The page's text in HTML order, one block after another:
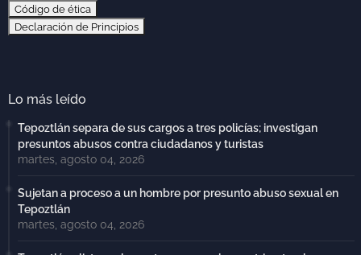
Código de ética
Declaración de Principios
Lo más leído
Tepoztlán separa de sus cargos a tres policías; investigan
presuntos abusos contra ciudadanos y turistas
martes, agosto 04, 2026
Sujetan a proceso a un hombre por presunto abuso sexual en
Tepoztlán
martes, agosto 04, 2026